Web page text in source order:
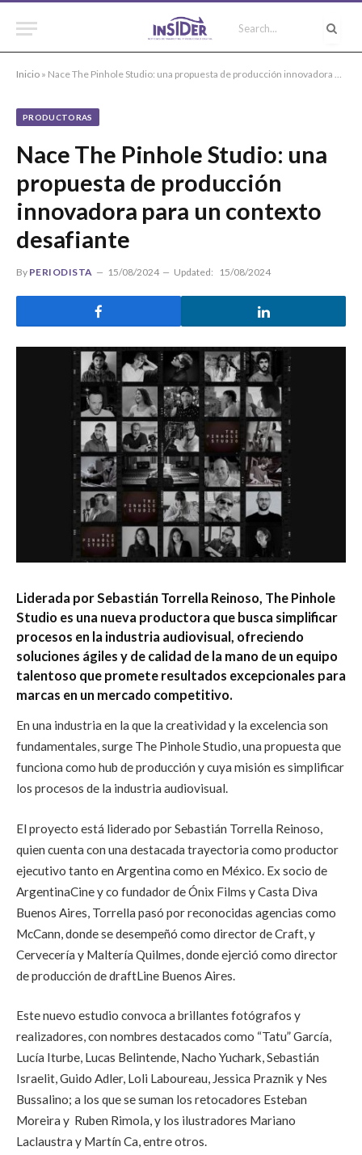
Inicio » Nace The Pinhole Studio: una propuesta de producción innovadora para un contexto desafiante
PRODUCTORAS
Nace The Pinhole Studio: una
propuesta de producción
innovadora para un contexto
desafiante
By PERIODISTA 15/08/2024 Updated: 15/08/2024
Liderada por Sebastián Torrella Reinoso, The Pinhole
Studio es una nueva productora que busca simplificar
procesos en la industria audiovisual, ofreciendo
soluciones ágiles y de calidad de la mano de un equipo
talentoso que promete resultados excepcionales para
marcas en un mercado competitivo.
En una industria en la que la creatividad y la excelencia son
fundamentales, surge The Pinhole Studio, una propuesta que
funciona como hub de producción y cuya misión es simplificar
los procesos de la industria audiovisual.
El proyecto está liderado por Sebastián Torrella Reinoso,
quien cuenta con una destacada trayectoria como productor
ejecutivo tanto en Argentina como en México. Ex socio de
ArgentinaCine y co fundador de Ónix Films y Casta Diva
Buenos Aires, Torrella pasó por reconocidas agencias como
McCann, donde se desempeñó como director de Craft, y
Cervecería y Maltería Quilmes, donde ejerció como director
de producción de draftLine Buenos Aires.
Este nuevo estudio convoca a brillantes fotógrafos y
realizadores, con nombres destacados como “Tatu” García,
Lucía Iturbe, Lucas Belintende, Nacho Yuchark, Sebastián
Israelit, Guido Adler, Loli Laboureau, Jessica Praznik y Nes
Bussalino; a los que se suman los retocadores Esteban
Moreira y Ruben Rimola, y los ilustradores Mariano
Laclaustra y Martín Ca, entre otros.